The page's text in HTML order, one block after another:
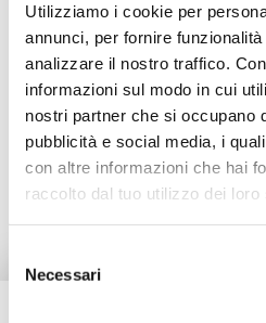
Utilizziamo i cookie per
annunci, per fornire
analizzare il nostro traffico.
informazioni sul modo in cui
nostri partner che si occupano
pubblicità e social media, i
con altre informazioni che hai
raccolto dal tuo utilizzo dei loro
delNecessari
Описание
Документация
Альтернативная